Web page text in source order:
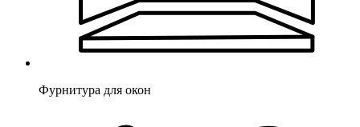
Фурнитура для окон